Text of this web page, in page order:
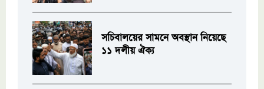
সচিবালয়ের সামনে অবস্থান নিয়েছে
১১ দলীয় ঐক্য